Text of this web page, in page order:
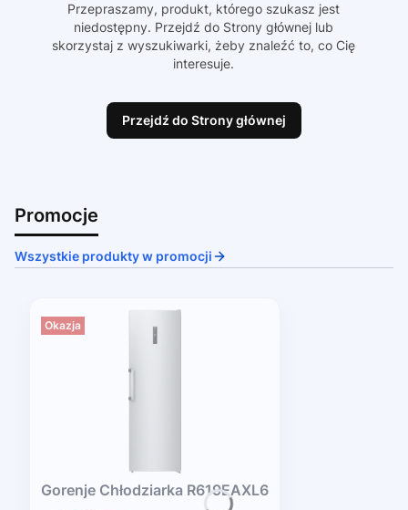
Przepraszamy, produkt, którego szukasz jest
niedostępny. Przejdź do Strony głównej lub
skorzystaj z wyszukiwarki, żeby znaleźć to, co Cię
interesuje.
Przejdź do Strony głównej
Promocje
Wszystkie produkty w promocji
Okazja
Gorenje Chłodziarka R619EAXL6